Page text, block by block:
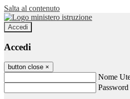
Salta al contenuto
Accedi
Accedi
button close ×
Nome
Password